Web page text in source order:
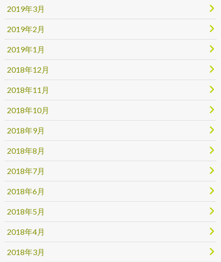
2019年3月
2019年2月
2019年1月
2018年12月
2018年11月
2018年10月
2018年9月
2018年8月
2018年7月
2018年6月
2018年5月
2018年4月
2018年3月